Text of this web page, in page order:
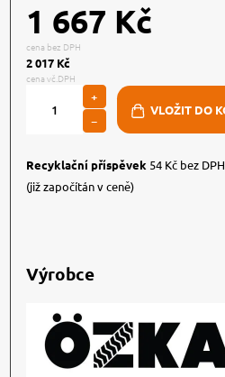
1 667 Kč
cena bez DPH
2 017 Kč
cena vč.DPH
+
−
Recyklační příspěvek 54 Kč bez DPH
(již započítán v ceně)
Výrobce